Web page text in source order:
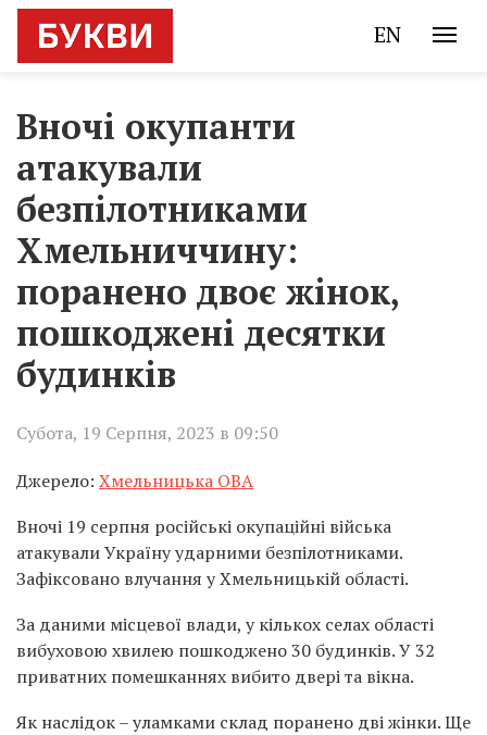
EN
Вночі окупанти
атакували
безпілотниками
Хмельниччину:
поранено двоє жінок,
пошкоджені десятки
будинків
Субота, 19 Серпня, 2023 в 09:50
Джерело: Хмельницька ОВА
Вночі 19 серпня російські окупаційні війська
атакували Україну ударними безпілотниками.
Зафіксовано влучання у Хмельницькій області.
За даними місцевої влади, у кількох селах області
вибуховою хвилею пошкоджено 30 будинків. У 32
приватних помешканнях вибито двері та вікна.
Як наслідок – уламками склад поранено дві жінки. Ще